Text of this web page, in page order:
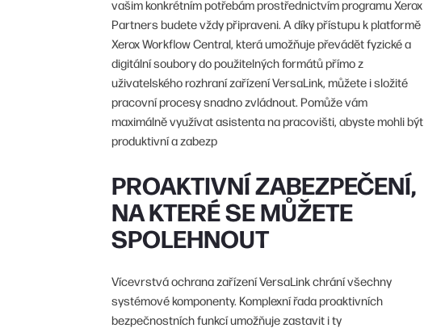
vašim konkrétním potřebám prostřednictvím programu Xerox
Partners budete vždy připraveni. A díky přístupu k platformě
Xerox Workflow Central, která umožňuje převádět fyzické a
digitální soubory do použitelných formátů přímo z
uživatelského rozhraní zařízení VersaLink, můžete i složité
pracovní procesy snadno zvládnout. Pomůže vám
maximálně využívat asistenta na pracovišti, abyste mohli být
produktivní a zabezp
PROAKTIVNÍ ZABEZPEČENÍ,
NA KTERÉ SE MŮŽETE
SPOLEHNOUT
Vícevrstvá ochrana zařízení VersaLink chrání všechny
systémové komponenty. Komplexní řada proaktivních
bezpečnostních funkcí umožňuje zastavit i ty